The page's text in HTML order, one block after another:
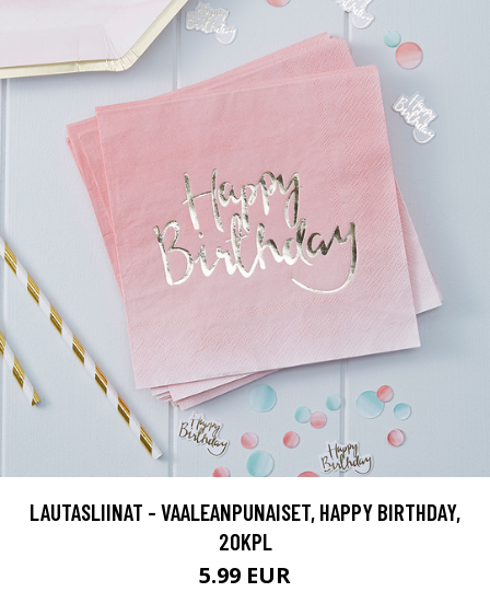
LAUTASLIINAT - VAALEANPUNAISET, HAPPY BIRTHDAY,
20KPL
5.99 EUR